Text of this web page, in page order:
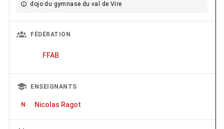
dojo du gymnase du val de Vire
FÉDÉRATION
FFAB
ENSEIGNANTS
N Nicolas Ragot